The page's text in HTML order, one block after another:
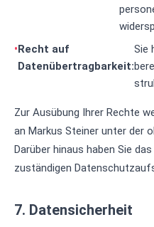
Recht auf
Datenübertragbarkeit:
Sie
Zur Ausübung Ihrer Rechte
an Markus Steiner unter der
Darüber hinaus haben Sie
zuständigen
7. Datensicherheit